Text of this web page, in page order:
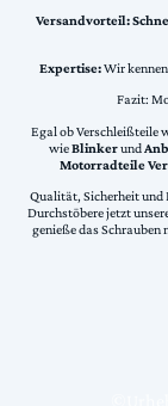
Versandvorteil:
Expertise:Wir
Fazit:
Egal ob Verschleißteile
wieBlinkerund
Motorradteile
Qualität, Sicherheit und
Durchstöbere jetzt
genieße das